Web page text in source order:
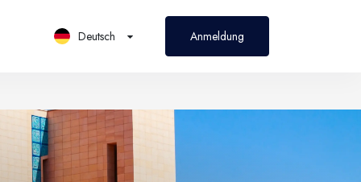
Deutsch Anmeldung